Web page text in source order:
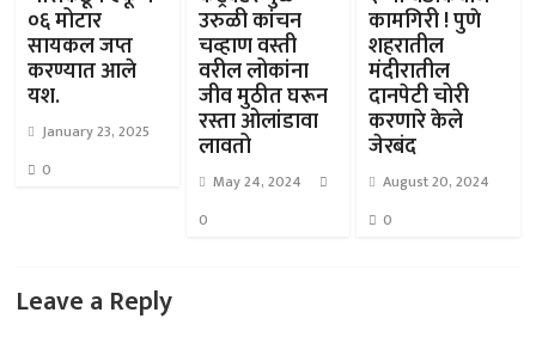
०६ मोटार
सायकल जप्त
करण्यात आले
यश.
January 23, 2025
0
उरुळी कांचन
चव्हाण वस्ती
वरील लोकांना
जीव मुठीत घरून
रस्ता ओलांडावा
लावतो
May 24, 2024
0
कामगिरी ! पुणे
शहरातील
मंदीरातील
दानपेटी चोरी
करणारे केले
जेरबंद
August 20, 2024
0
Leave a Reply